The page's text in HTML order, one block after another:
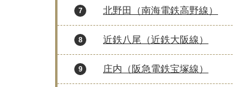
7 北野田（南海電鉄高野線）
8 近鉄八尾（近鉄大阪線）
9 庄内（阪急電鉄宝塚線）